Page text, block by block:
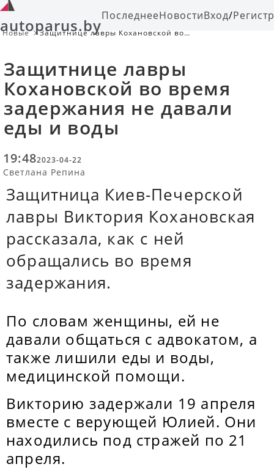
autoparus.byПоследнееНовостиВход/
Новые
Защитнице лавры Кохановской во
Защитнице лавры
Кохановской во время
задержания не давали
еды и воды
19:482023-04-22
Светлана Репина
Защитница Киев-Печерской
лавры Виктория Кохановская
рассказала, как с ней
обращались во время
задержания.
По словам женщины, ей не
давали общаться с адвокатом, а
также лишили еды и воды,
медицинской помощи.
Викторию задержали 19 апреля
вместе с верующей Юлией. Они
находились под стражей по 21
апреля.